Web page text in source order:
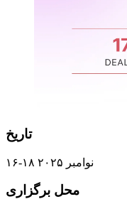
تاریخ
۱۶-۱۸ نوامبر ۲۰۲۵
محل برگزاری